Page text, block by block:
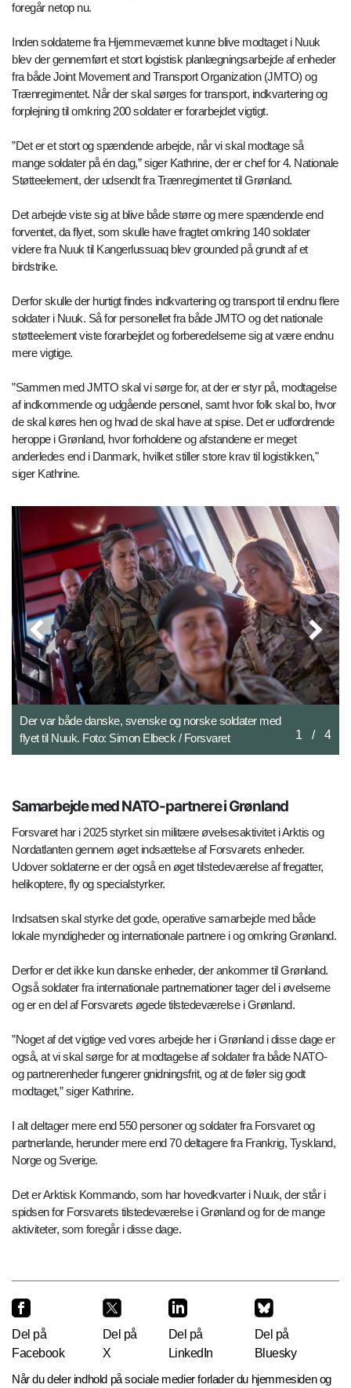
foregår netop nu.
Inden soldaterne fra Hjemmeværnet kunne blive modtaget i Nuuk
blev der gennemført et stort logistisk planlægningsarbejde af enheder
fra både Joint Movement and Transport Organization (JMTO) og
Trænregimentet. Når der skal sørges for transport, indkvartering og
forplejning til omkring 200 soldater er forarbejdet vigtigt.
”Det er et stort og spændende arbejde, når vi skal modtage så
mange soldater på én dag,” siger Kathrine, der er chef for 4. Nationale
Støtteelement, der udsendt fra Trænregimentet til Grønland.
Det arbejde viste sig at blive både større og mere spændende end
forventet, da flyet, som skulle have fragtet omkring 140 soldater
videre fra Nuuk til Kangerlussuaq blev grounded på grundt af et
birdstrike.
Derfor skulle der hurtigt findes indkvartering og transport til endnu flere
soldater i Nuuk. Så for personellet fra både JMTO og det nationale
støtteelement viste forarbejdet og forberedelserne sig at være endnu
mere vigtige.
”Sammen med JMTO skal vi sørge for, at der er styr på, modtagelse
af indkommende og udgående personel, samt hvor folk skal bo, hvor
de skal køres hen og hvad de skal have at spise. Det er udfordrende
heroppe i Grønland, hvor forholdene og afstandene er meget
anderledes end i Danmark, hvilket stiller store krav til logistikken,"
siger Kathrine.
2 / 4
JMTO spiller en vigtig rolle, når soldater skal udsendes på
missioner og øvelser. Foto: Simon Elbeck / Forsvaret
Samarbejde med NATO-partnere i Grønland
Forsvaret har i 2025 styrket sin militære øvelsesaktivitet i Arktis og
Nordatlanten gennem øget indsættelse af Forsvarets enheder.
Udover soldaterne er der også en øget tilstedeværelse af fregatter,
helikoptere, fly og specialstyrker.
Indsatsen skal styrke det gode, operative samarbejde med både
lokale myndigheder og internationale partnere i og omkring Grønland.
Derfor er det ikke kun danske enheder, der ankommer til Grønland.
Også soldater fra internationale partnernationer tager del i øvelserne
og er en del af Forsvarets øgede tilstedeværelse i Grønland.
”Noget af det vigtige ved vores arbejde her i Grønland i disse dage er
også, at vi skal sørge for at modtagelse af soldater fra både NATO-
og partnerenheder fungerer gnidningsfrit, og at de føler sig godt
modtaget,” siger Kathrine.
I alt deltager mere end 550 personer og soldater fra Forsvaret og
partnerlande, herunder mere end 70 deltagere fra Frankrig, Tyskland,
Norge og Sverige.
Det er Arktisk Kommando, som har hovedkvarter i Nuuk, der står i
spidsen for Forsvarets tilstedeværelse i Grønland og for de mange
aktiviteter, som foregår i disse dage.
Del på
Facebook
Del på
X
Del på
LinkedIn
Del på
Bluesky
Når du deler indhold på sociale medier forlader du hjemmesiden og